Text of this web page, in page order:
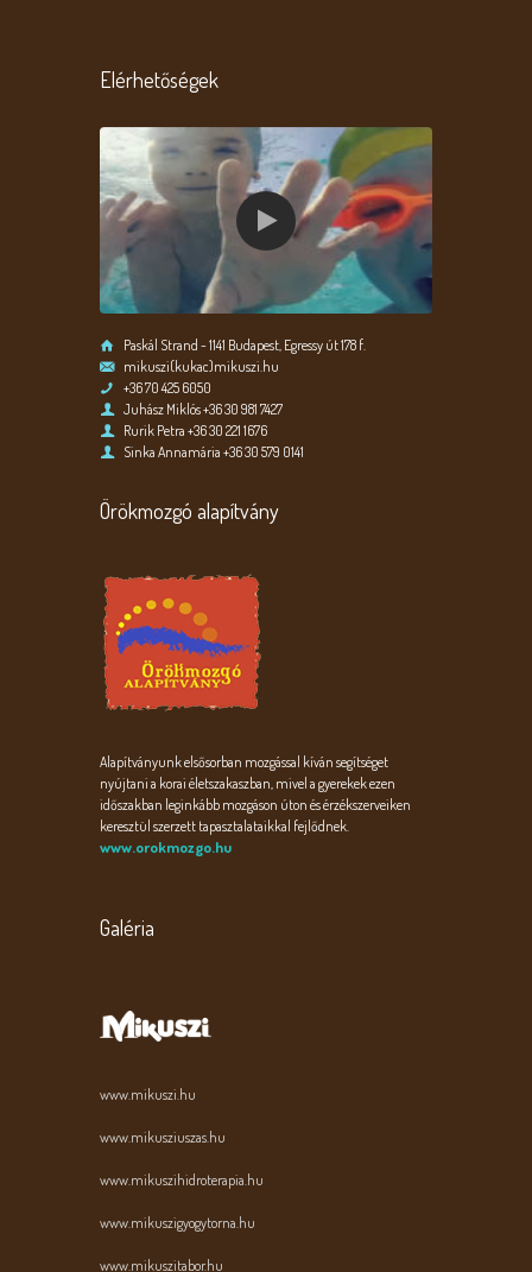
Elérhetőségek
Paskál Strand - 1141 Budapest, Egressy út 178 f.
mikuszi(kukac)mikuszi.hu
+36 70 425 6050
Juhász Miklós +36 30 981 7427
Rurik Petra +36 30 221 1676
Sinka Annamária +36 30 579 0141
Örökmozgó alapítvány
Alapítványunk elsősorban mozgással kíván segítséget
nyújtani a korai életszakaszban, mivel a gyerekek ezen
időszakban leginkább mozgáson úton és érzékszerveiken
keresztül szerzett tapasztalataikkal fejlődnek.
www.orokmozgo.hu
Galéria
www.mikuszi.hu
www.mikusziuszas.hu
www.mikuszihidroterapia.hu
www.mikuszigyogytorna.hu
www.mikuszitabor.hu